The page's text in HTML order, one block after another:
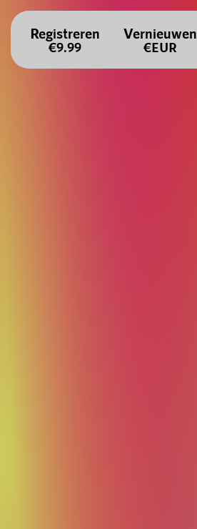
Registreren
€9.99
Vernieuwen
€EUR